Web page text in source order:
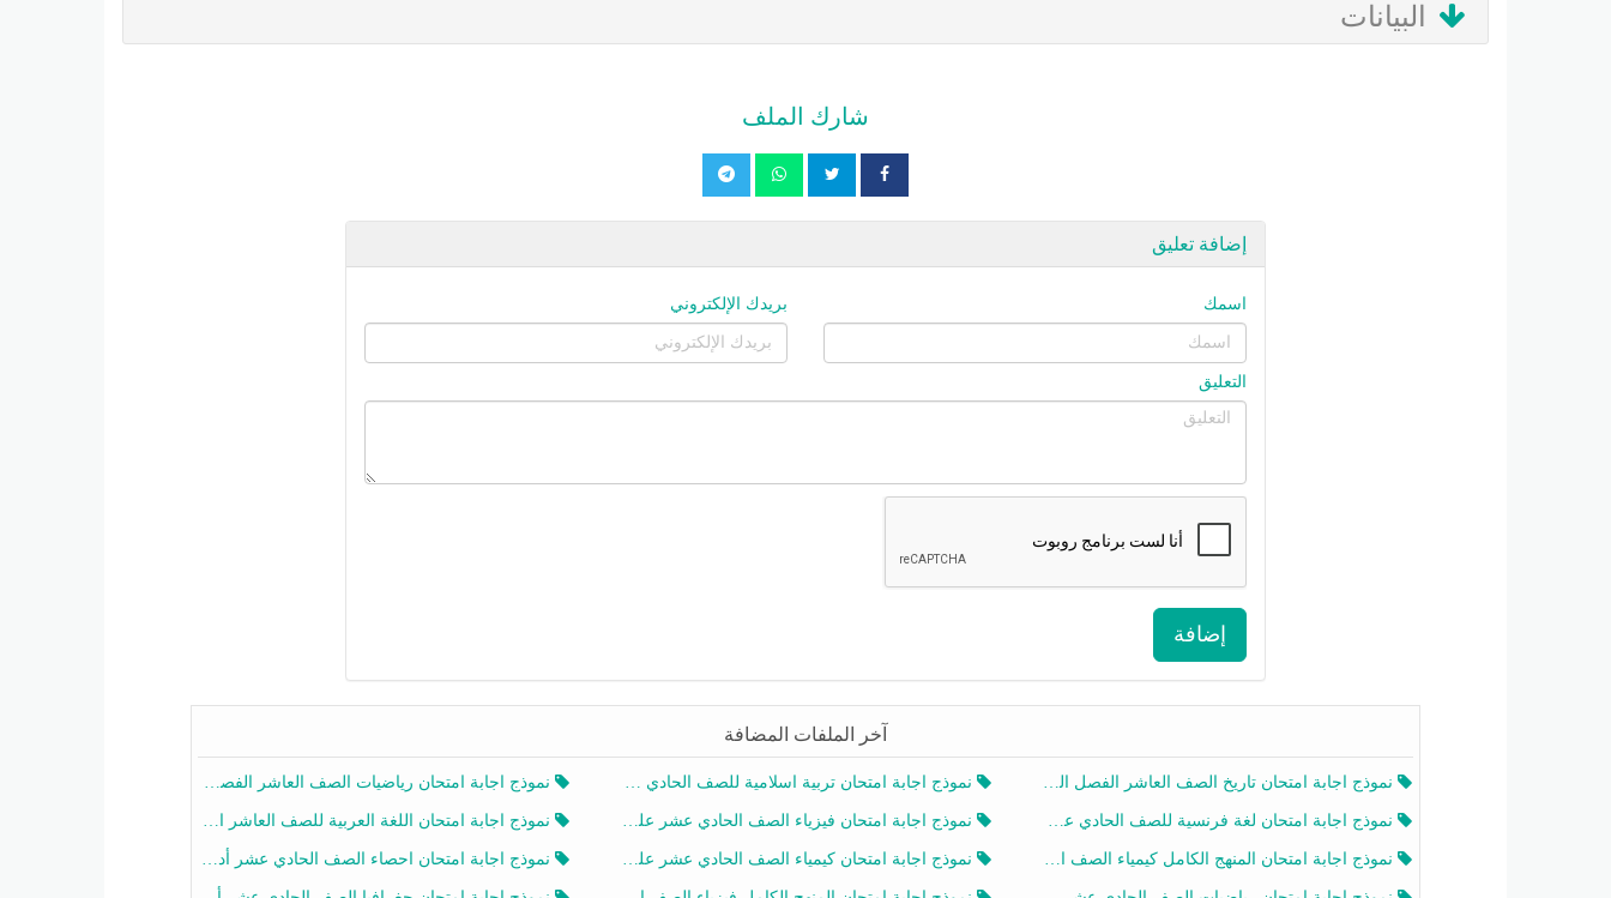
البيانات
شارك الملف
إضافة تعليق
اسمك بريدك الإلكتروني
التعليق
إضافة
آخر الملفات المضافة
نموذج اجابة امتحان تاريخ الصف العاشر الفصل الثاني 2025-2026 نموذج اجابة امتحان تربية اسلامية للصف الحادي عشر الفصل الثاني 2025-2026 نموذج اجابة امتحان رياضيات الصف العاشر الفصل الثاني 2025-2026
نموذج اجابة امتحان لغة فرنسية للصف الحادي عشر أدبي الفصل الثاني 2025-2026 نموذج اجابة امتحان فيزياء الصف الحادي عشر علمي الفصل الثاني 2025-2026 نموذج اجابة امتحان اللغة العربية للصف العاشر الفصل الثاني 2025-2026
نموذج اجابة امتحان المنهج الكامل كيمياء الصف الحادي عشر علمي الفصل الثاني 2025-2026 نموذج اجابة امتحان كيمياء الصف الحادي عشر علمي الفصل الثاني 2025-2026 نموذج اجابة امتحان احصاء الصف الحادي عشر أدبي الفصل الثاني 2025-2026